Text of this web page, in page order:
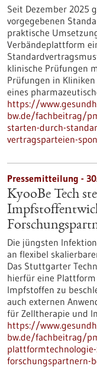
Seit Dezember 2025
vorgegebenen
praktische
Verbändeplattform
klinische Prüfungen
Prüfungen in
eines
https://
bw.de/fachbeitrag/
starten-durch-
vertragsparteien-
Pressemitteilung -
KyooBe Tech
Die jüngsten
an flexibel
Das Stuttgarter
hierfür eine
Impfstoffen zu
auch externen
für Zelltherapie und
https://
bw.de/fachbeitrag/
forschungspartnern-